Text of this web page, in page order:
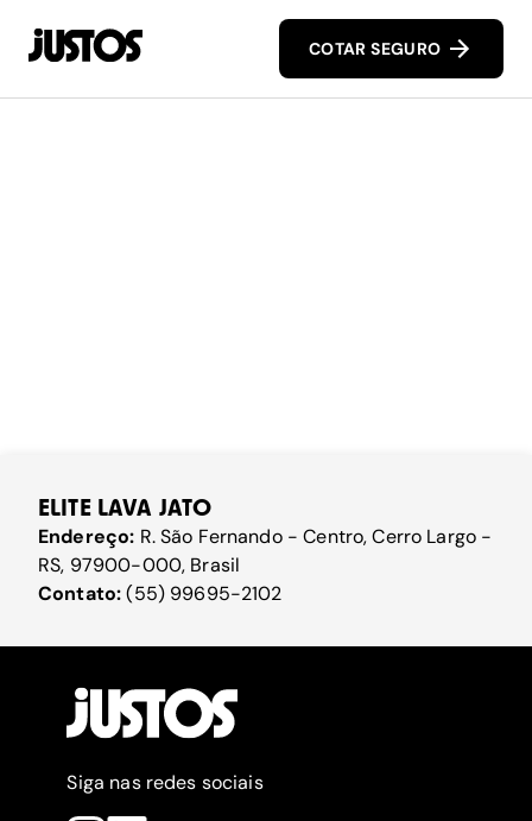
COTAR SEGURO
ELITE LAVA JATO
Endereço: R. São Fernando - Centro, Cerro Largo -
RS, 97900-000, Brasil
Contato:(55) 99695-2102
Siga nas redes sociais